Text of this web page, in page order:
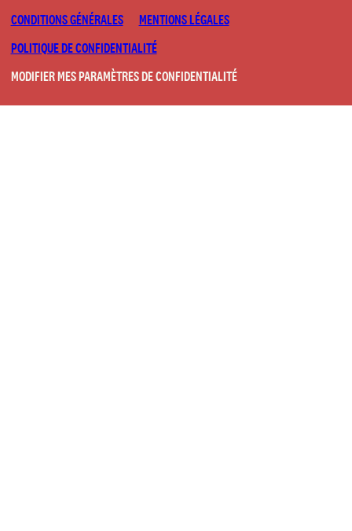
CONDITIONS GÉNÉRALES
MENTIONS LÉGALES
POLITIQUE DE CONFIDENTIALITÉ
MODIFIER MES PARAMÈTRES DE CONFIDENTIALITÉ